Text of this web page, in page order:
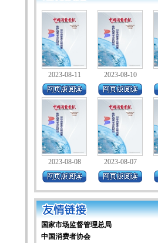
2023-08-11 2023-08-10
2023-08-08 2023-08-07
国家市场监督管理总局
中国消费者协会